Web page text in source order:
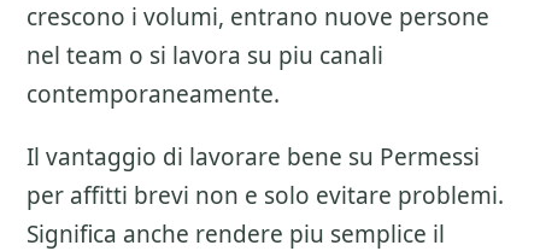
crescono i volumi, entrano nuove persone
nel team o si lavora su piu canali
contemporaneamente.
Il vantaggio di lavorare bene su Permessi
per affitti brevi non e solo evitare problemi.
Significa anche rendere piu semplice il